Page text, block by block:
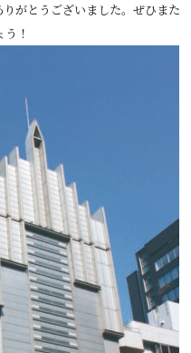
がとうございました。ぜひまた
！